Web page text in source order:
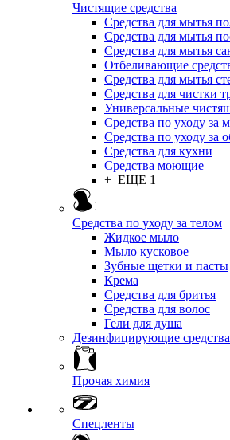
Чистящие средства
Средства для мытья
Средства для мытья
Средства для мытья
Отбеливающие
Средства для мытья
Средства для чистки
Универсальные
Средства по уходу за
Средства по уходу за
Средства для кухни
Средства моющие
+ ЕЩЕ 1
Средства по уходу за телом
Жидкое мыло
Мыло кусковое
Зубные щетки и пасты
Крема
Средства для бритья
Средства для волос
Гели для душа
Дезинфицирующие средства
Прочая химия
Спецленты